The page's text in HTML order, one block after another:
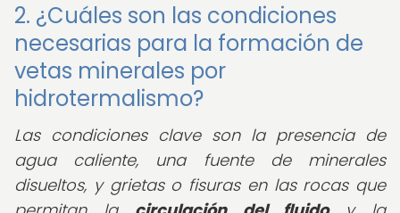
2. ¿Cuáles son las condiciones
necesarias para la formación de
vetas minerales por
hidrotermalismo?
Las condiciones clave son la presencia de
agua caliente, una fuente de minerales
disueltos, y grietas o fisuras en las rocas que